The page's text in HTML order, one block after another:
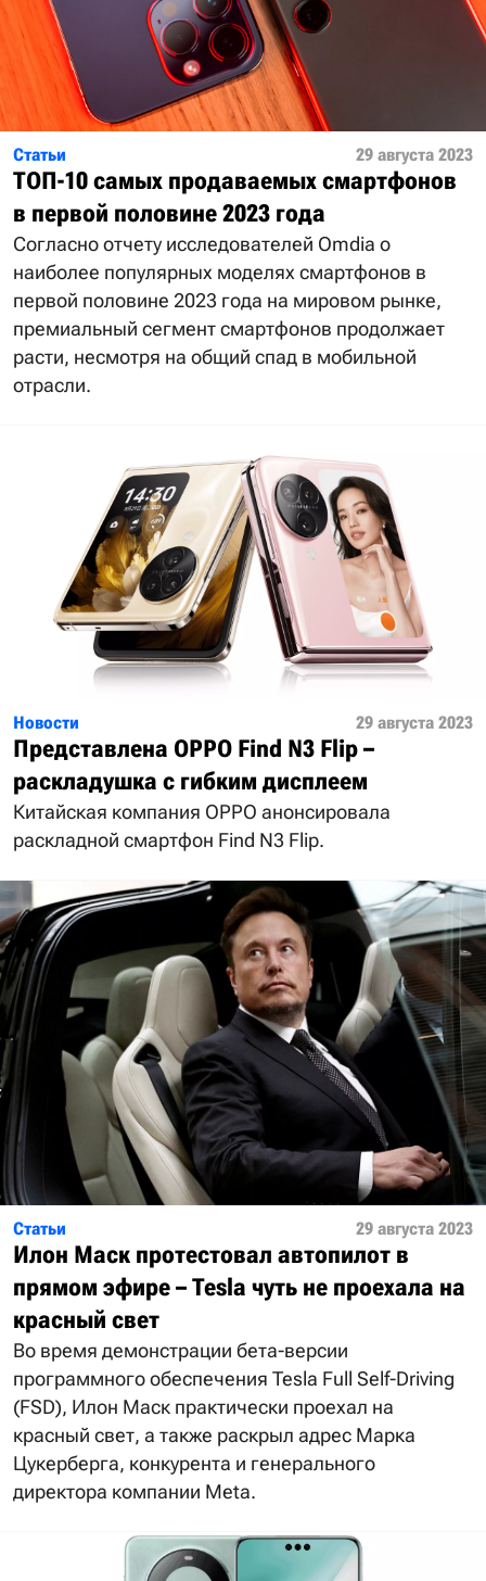
Статьи 29 августа 2023
ТОП-10 самых продаваемых смартфонов
в первой половине 2023 года
Согласно отчету исследователей Omdia о
наиболее популярных моделях смартфонов в
первой половине 2023 года на мировом рынке,
премиальный сегмент смартфонов продолжает
расти, несмотря на общий спад в мобильной
отрасли.
Новости 29 августа 2023
Представлена OPPO Find N3 Flip –
раскладушка с гибким дисплеем
Китайская компания OPPO анонсировала
раскладной смартфон Find N3 Flip.
Статьи 29 августа 2023
Илон Маск протестовал автопилот в
прямом эфире – Tesla чуть не проехала на
красный свет
Во время демонстрации бета-версии
программного обеспечения Tesla Full Self-Driving
(FSD), Илон Маск практически проехал на
красный свет, а также раскрыл адрес Марка
Цукерберга, конкурента и генерального
директора компании Meta.